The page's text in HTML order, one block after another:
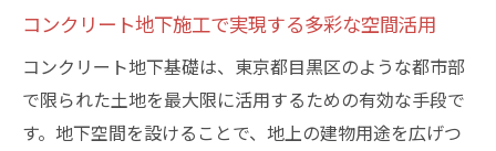
コンクリート地下施工で実現する多彩な空間活用
コンクリート地下基礎は、東京都目黒区のような都市部
で限られた土地を最大限に活用するための有効な手段で
す。地下空間を設けることで、地上の建物用途を広げつ